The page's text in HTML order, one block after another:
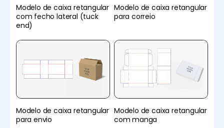
Modelo de caixa retangular
com fecho lateral (tuck
end)
Modelo de caixa retangular
para correio
Modelo de caixa retangular
para envio
Modelo de caixa retangular
com manga